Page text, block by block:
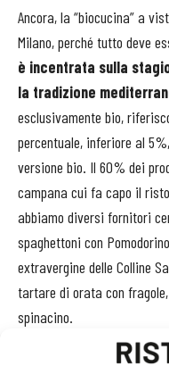
Ancora, la “biocucina” a
Milano, perché tutto deve
è incentrata sulla
la tradizione
esclusivamente bio,
percentuale, inferiore al
versione bio. Il 60% dei
campana cui fa capo il
abbiamo diversi fornitori
spaghettoni con
extravergine delle Colline
tartare di orata con
spinacino.
Tra chi, invece, non